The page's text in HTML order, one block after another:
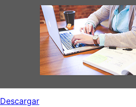
Descargar